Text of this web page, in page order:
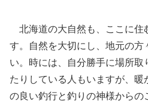
北海道の大自然も、ここに住
す。自然を大切にし、地元の方
い。時には、自分勝手に場所取
たりしている人もいますが、暖
の良い釣行と釣りの神様から